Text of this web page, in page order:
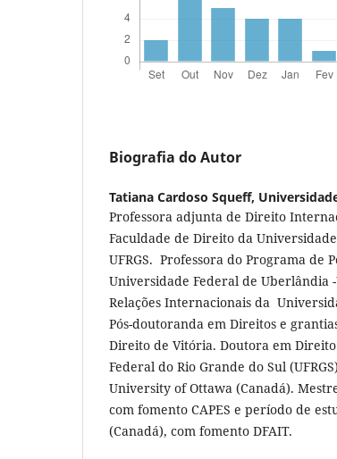
Biografia do Autor
Tatiana Cardoso Squeff,
Professora adjunta de Direito
Faculdade de Direito da
UFRGS. Professora do Programa de
Universidade Federal de Uberlândia -
Relações Internacionais da
Pós-doutoranda em Direitos e
Direito de Vitória. Doutora em
Federal do Rio Grande do Sul
University of Ottawa (Canadá).
com fomento CAPES e período de
(Canadá), com fomento DFAIT.